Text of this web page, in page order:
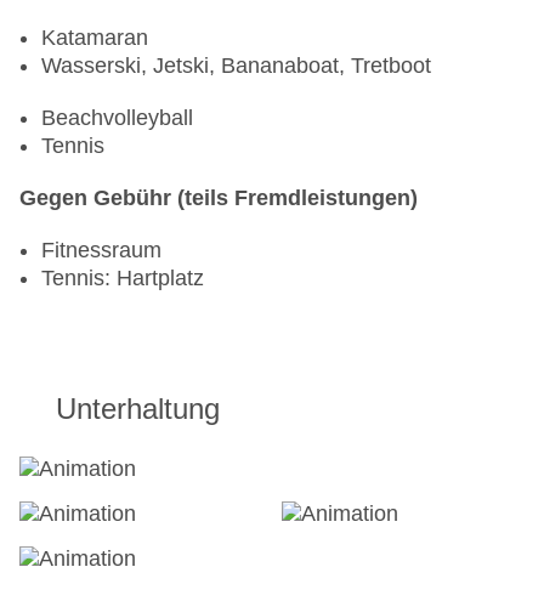
Katamaran
Wasserski, Jetski, Bananaboat, Tretboot
Beachvolleyball
Tennis
Gegen Gebühr (teils Fremdleistungen)
Fitnessraum
Tennis: Hartplatz
Unterhaltung